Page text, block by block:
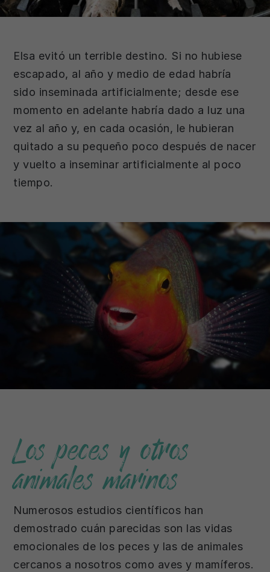
Elsa evitó un terrible destino. Si no hubiese
escapado, al año y medio de edad habría
sido inseminada artificialmente; desde ese
momento en adelante habría dado a luz una
vez al año y, en cada ocasión, le hubieran
quitado a su pequeño poco después de nacer
y vuelto a inseminar artificialmente al poco
tiempo.
Los peces y otros
animales marinos
Numerosos estudios científicos han
demostrado cuán parecidas son las vidas
emocionales de los peces y las de animales
cercanos a nosotros como aves y mamíferos.